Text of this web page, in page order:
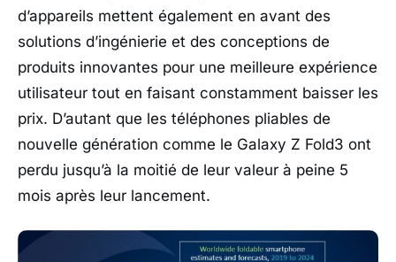
d’appareils mettent également en avant des
solutions d’ingénierie et des conceptions de
produits innovantes pour une meilleure expérience
utilisateur tout en faisant constamment baisser les
prix. D’autant que les téléphones pliables de
nouvelle génération comme le Galaxy Z Fold3 ont
perdu jusqu’à la moitié de leur valeur à peine 5
mois après leur lancement.